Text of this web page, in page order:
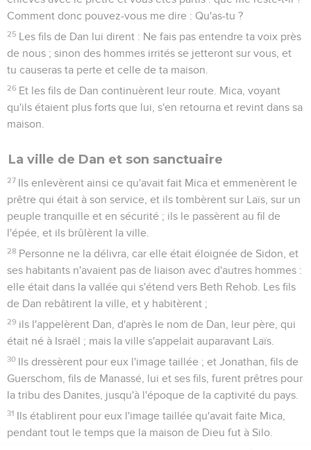
Comment donc pouvez-vous me dire : Qu'as-tu ?
25 Les fils de Dan lui dirent : Ne fais pas entendre ta voix près
de nous ; sinon des hommes irrités se jetteront sur vous, et
tu causeras ta perte et celle de ta maison.
26 Et les fils de Dan continuèrent leur route. Mica, voyant
qu'ils étaient plus forts que lui, s'en retourna et revint dans sa
maison.
La ville de Dan et son sanctuaire
27 Ils enlevèrent ainsi ce qu'avait fait Mica et emmenèrent le
prêtre qui était à son service, et ils tombèrent sur Laïs, sur un
peuple tranquille et en sécurité ; ils le passèrent au fil de
l'épée, et ils brûlèrent la ville.
28 Personne ne la délivra, car elle était éloignée de Sidon, et
ses habitants n'avaient pas de liaison avec d'autres hommes :
elle était dans la vallée qui s'étend vers Beth Rehob. Les fils
de Dan rebâtirent la ville, et y habitèrent ;
29 ils l'appelèrent Dan, d'après le nom de Dan, leur père, qui
était né à Israël ; mais la ville s'appelait auparavant Laïs.
30 Ils dressèrent pour eux l'image taillée ; et Jonathan, fils de
Guerschom, fils de Manassé, lui et ses fils, furent prêtres pour
la tribu des Danites, jusqu'à l'époque de la captivité du pays.
31 Ils établirent pour eux l'image taillée qu'avait faite Mica,
pendant tout le temps que la maison de Dieu fut à Silo.